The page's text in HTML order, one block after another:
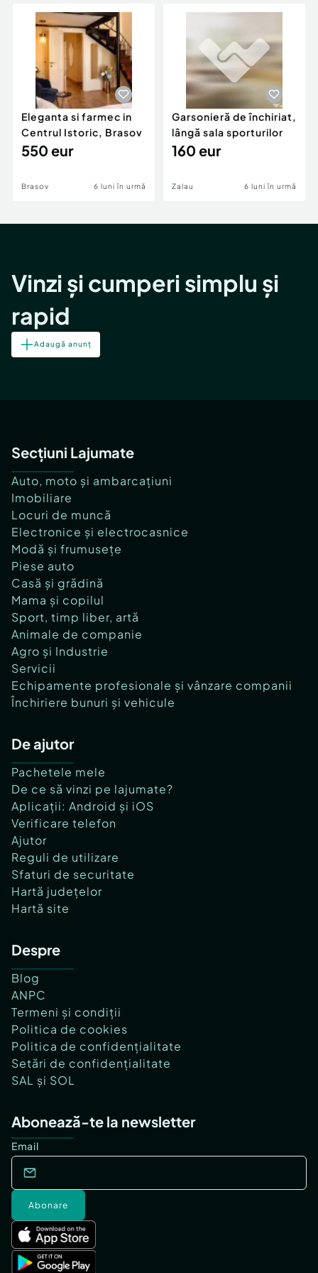
Servicii
Animale de companie
Afaceri și echipamente profesionale
Inchiriere Bunuri si Vehicule
Utilaje agricole si industriale
Piese auto si accesorii
Dacia Duster
Eleganta si farmec in
Centrul Istoric, Brasov
550 eur
Brasov 6 luni în urmă
Garsonieră de închiriat,
lângă sala sporturilor
160 eur
Zalau 6 luni în urmă
Vinzi și cumperi simplu și
rapid
Adaugă anunț
Secțiuni Lajumate
Auto, moto și ambarcațiuni
Imobiliare
Locuri de muncă
Electronice și electrocasnice
Modă și frumusețe
Piese auto
Casă și grădină
Mama și copilul
Sport, timp liber, artă
Animale de companie
Agro și Industrie
Servicii
Echipamente profesionale și vânzare companii
Închiriere bunuri și vehicule
De ajutor
Pachetele mele
De ce să vinzi pe lajumate?
Aplicații: Android și iOS
Verificare telefon
Ajutor
Reguli de utilizare
Sfaturi de securitate
Hartă județelor
Hartă site
Despre
Blog
ANPC
Termeni și condiții
Politica de cookies
Politica de confidențialitate
Setări de confidențialitate
SAL și SOL
Abonează-te la newsletter
Email
Abonare